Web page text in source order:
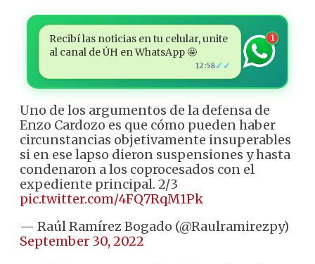
Recibí las noticias en tu celular, unite
al canal de ÚH en WhatsApp 🤩
12:58✓✓
1
Uno de los argumentos de la defensa de
Enzo Cardozo es que cómo pueden haber
circunstancias objetivamente insuperables
si en ese lapso dieron suspensiones y hasta
condenaron a los coprocesados con el
expediente principal. 2/3
pic.twitter.com/4FQ7RqM1Pk
— Raúl Ramírez Bogado (@Raulramirezpy)
September 30, 2022